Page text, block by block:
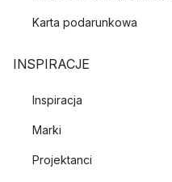
Karta podarunkowa
INSPIRACJE
Inspiracja
Marki
Projektanci